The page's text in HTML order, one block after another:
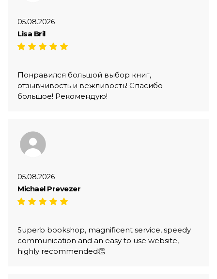
05.08.2026
Lisa Bril
Понравился большой выбор книг,
отзывчивость и вежливость! Спасибо
большое! Рекомендую!
05.08.2026
Michael Prevezer
Superb bookshop, magnificent service, speedy
communication and an easy to use website,
highly recommended👏